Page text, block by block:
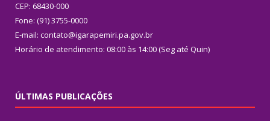
CEP: 68430-000
Fone: (91) 3755-0000
E-mail: contato@igarapemiri.pa.gov.br
Horário de atendimento: 08:00 às 14:00 (Seg até Quin)
ÚLTIMAS PUBLICAÇÕES